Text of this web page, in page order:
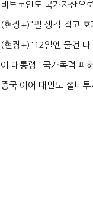
비트코인도 국가자산으
처분' 기준은 ...
(현장+)"팔 생각 접고 호
요"…'덜 똘똘한 한 채'
(현장+)"12일엔 물건
빈 매대 채우며 문 연 ...
이 대통령 "국가폭력 피
적극적 조사로 진...
중국 이어 대만도 설비